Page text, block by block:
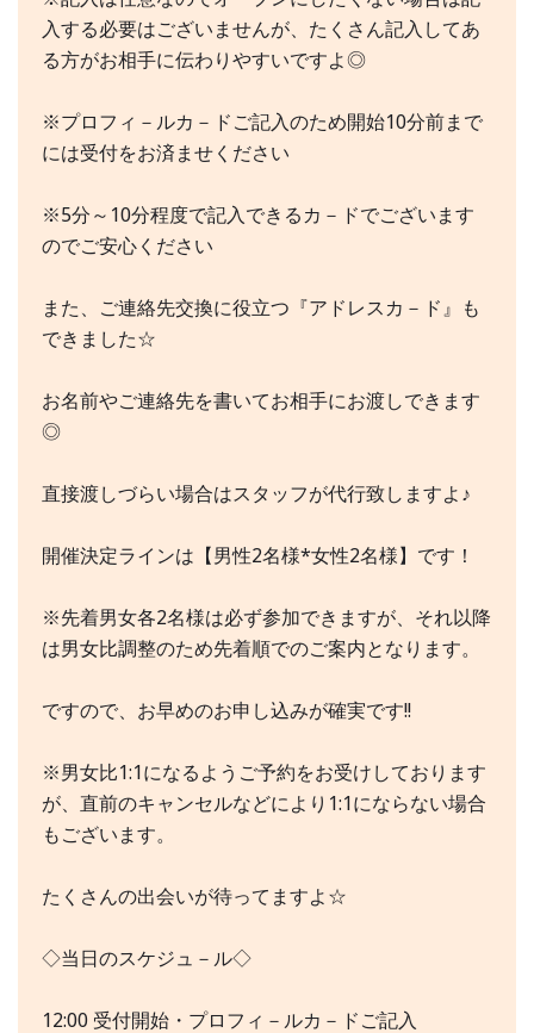
入する必要はございませんが、たくさん記入してあ
る方がお相手に伝わりやすいですよ◎
※プロフィ－ルカ－ドご記入のため開始10分前まで
には受付をお済ませください
※5分～10分程度で記入できるカ－ドでございます
のでご安心ください
また、ご連絡先交換に役立つ『アドレスカ－ド』も
できました☆
お名前やご連絡先を書いてお相手にお渡しできます
◎
直接渡しづらい場合はスタッフが代行致しますよ♪
開催決定ラインは【男性2名様*女性2名様】です！
※先着男女各2名様は必ず参加できますが、それ以降
は男女比調整のため先着順でのご案内となります。
ですので、お早めのお申し込みが確実です!!
※男女比1:1になるようご予約をお受けしております
が、直前のキャンセルなどにより1:1にならない場合
もございます。
たくさんの出会いが待ってますよ☆
◇当日のスケジュ－ル◇
12:00 受付開始・プロフィ－ルカ－ドご記入